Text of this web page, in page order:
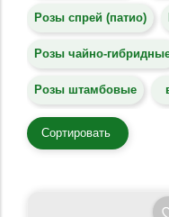
Розы спрей (патио)
Розы чайно-
Розы штамбовые
Сортировать